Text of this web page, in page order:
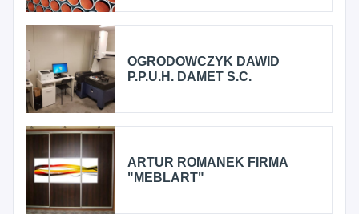
OGRODOWCZYK DAWID
P.P.U.H. DAMET S.C.
ARTUR ROMANEK FIRMA
"MEBLART"